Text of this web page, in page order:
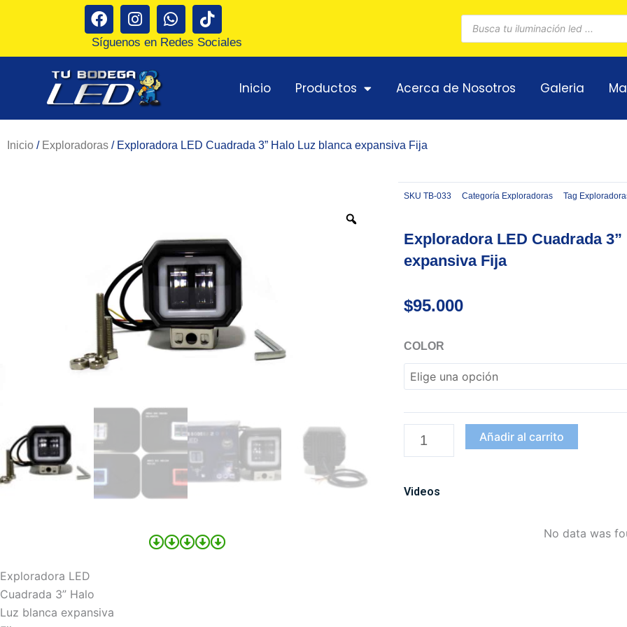
F
a
c
e
b
o
o
k
I
n
s
t
a
g
r
a
m
W
h
a
t
p
T
i
k
t
Síguenos en Redes Sociales
Búsqueda
de
productos
Inicio Productos Acerca de Nosotros Galeria
Inicio / Exploradoras / Exploradora LED Cuadrada 3” Halo Luz blanca expansiva Fija
Exploradora LED
Cuadrada 3” Halo
Luz blanca expansiva
SKU TB-033 Categoría Exploradoras Tag
Exploradora LED Cuadrada
expansiva Fija
$95.000
COLOR
Exploradora
LED
Cuadrada
Halo
Luz
Fija
Añadir al carrito
Videos
No data was